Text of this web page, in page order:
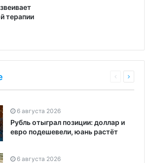
терапии
6 августа 2026
Рубль отыграл позиции: доллар и
евро подешевели, юань растёт
6 августа 2026